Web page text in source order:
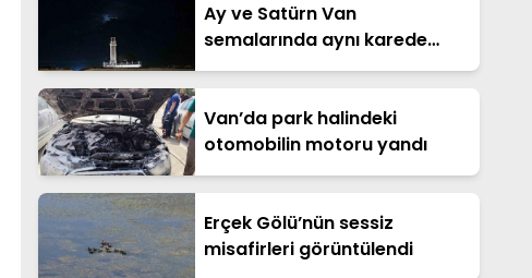
Ay ve Satürn Van
semalarında aynı karede
buluştu
Van’da park halindeki
otomobilin motoru yandı
Erçek Gölü’nün sessiz
misafirleri görüntülendi